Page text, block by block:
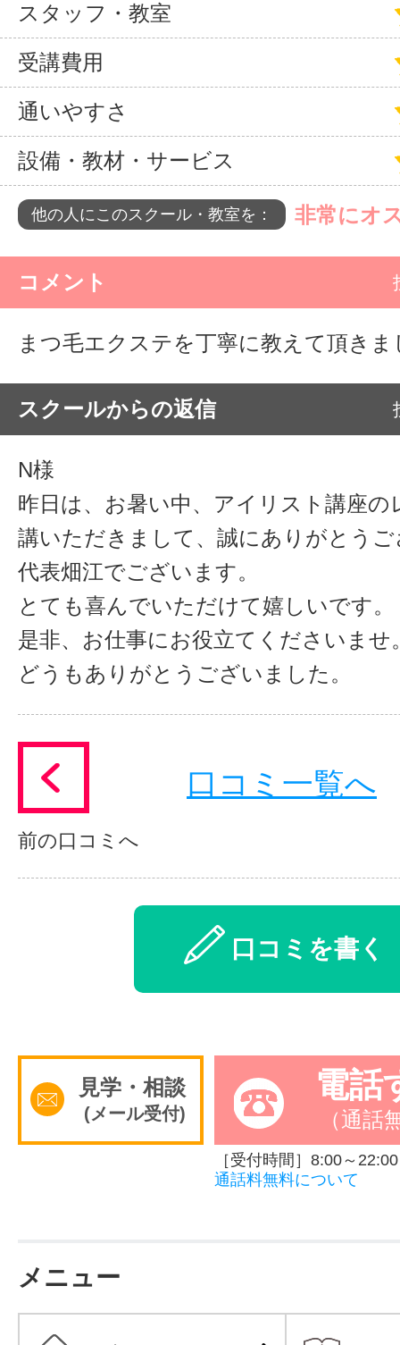
スタッフ・教室
受講費用
通いやすさ
設備・教材・サービス
他の人にこのスクール・教室を： 非常にオ
コメント
まつ毛エクステを丁寧に教えて頂きま
スクールからの返信
N様
昨日は、お暑い中、アイリスト講座の
講いただきまして、誠にありがとう
代表畑江でございます。
とても喜んでいただけて嬉しいです。
是非、お仕事にお役立てくださいませ
どうもありがとうございました。
前の口コミへ
口コミ一覧へ
口コミを書く
見学・相談
(メール受付)
電話
（通話
［受付時間］8:00～22:00
通話料無料について
メニュー